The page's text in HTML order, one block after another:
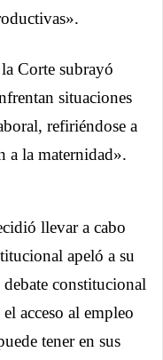
Corte subrayó
situaciones
refiriéndose a
a la maternidad».
llevar a cabo
apeló a su
constitucional
acceso al empleo
tener en sus